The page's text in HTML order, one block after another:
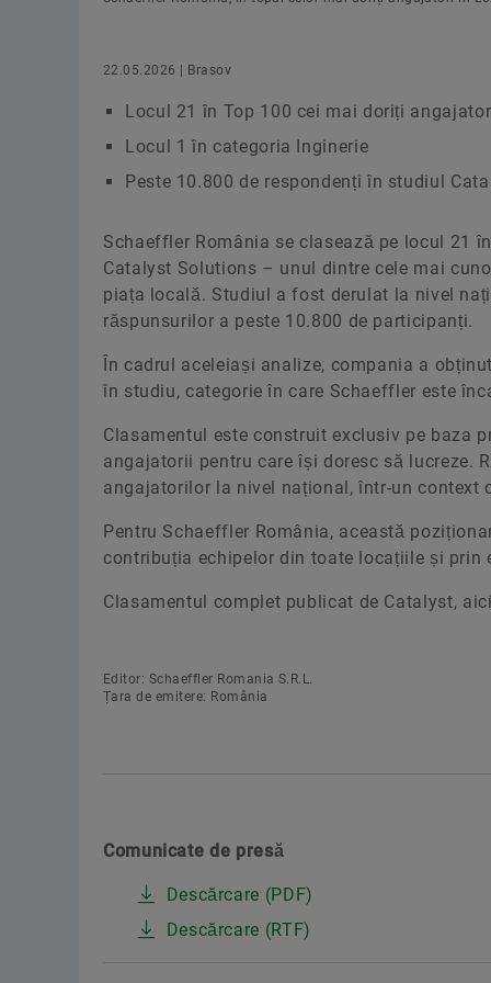
22.05.2026 | Brasov
Locul 21 în Top 100 cei mai doriți
Locul 1 în categoria Inginerie
Peste 10.800 de respondenți în studiul
Schaeffler România se clasează pe locul 21
Catalyst Solutions – unul dintre cele mai
piața locală. Studiul a fost derulat la nivel
răspunsurilor a peste 10.800 de participanți.
În cadrul aceleiași analize, compania a
în studiu, categorie în care Schaeffler este
Clasamentul este construit exclusiv pe baza
angajatorii pentru care își doresc să lucreze.
angajatorilor la nivel național, într-un
Pentru Schaeffler România, această
contribuția echipelor din toate locațiile și prin
Clasamentul complet publicat de Catalyst,
Editor: Schaeffler Romania S.R.L.
Țara de emitere: România
Comunicate de presă
Descărcare (PDF)
Descărcare (RTF)